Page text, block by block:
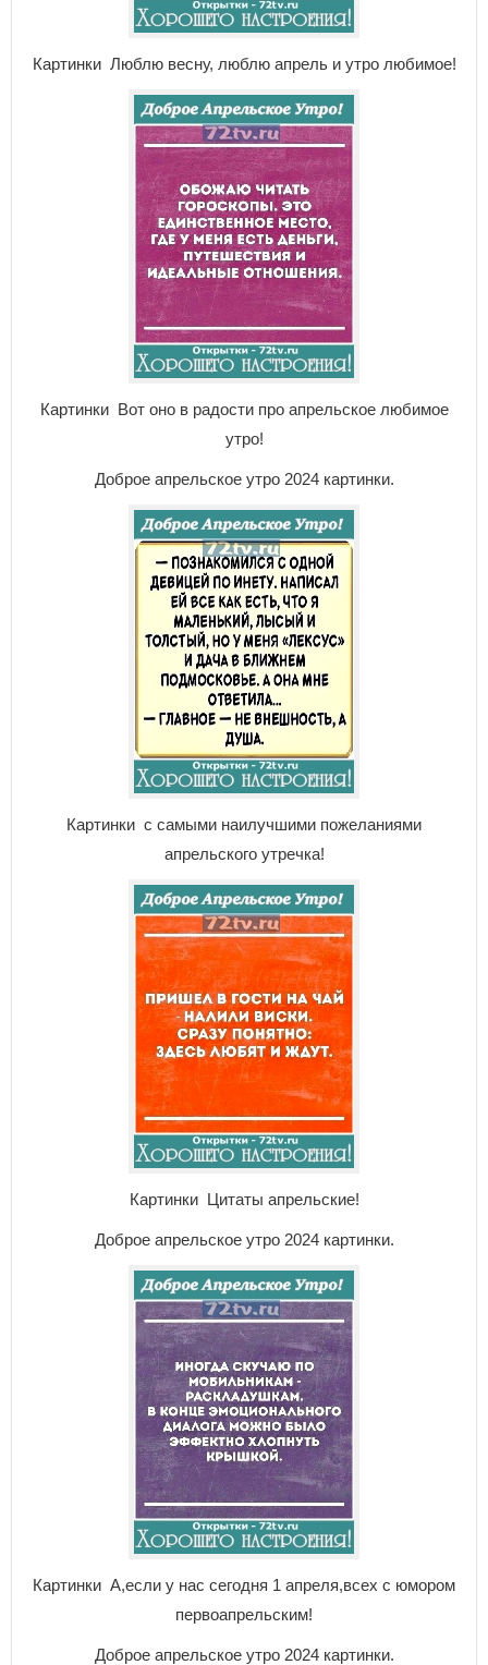
Картинки Люблю весну, люблю апрель и утро любимое!
Картинки Вот оно в радости про апрельское любимое
утро!
Доброе апрельское утро 2024 картинки.
Картинки с самыми наилучшими пожеланиями
апрельского утречка!
Картинки Цитаты апрельские!
Доброе апрельское утро 2024 картинки.
Картинки А,если у нас сегодня 1 апреля,всех с юмором
первоапрельским!
Доброе апрельское утро 2024 картинки.